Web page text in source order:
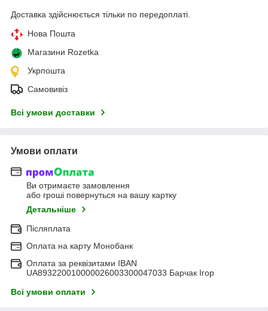
Доставка здійснюється тільки по передоплаті.
Нова Пошта
Магазини Rozetka
Укрпошта
Самовивіз
Всі умови доставки
Умови оплати
Ви отримаєте замовлення
або гроші повернуться на вашу картку
Детальніше
Післяплата
Оплата на карту Монобанк
Оплата за реквізитами IBAN
UA893220010000026003300047033 Барчак Ігор
Всі умови оплати